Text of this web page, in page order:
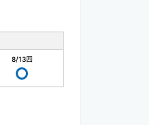
8/13四